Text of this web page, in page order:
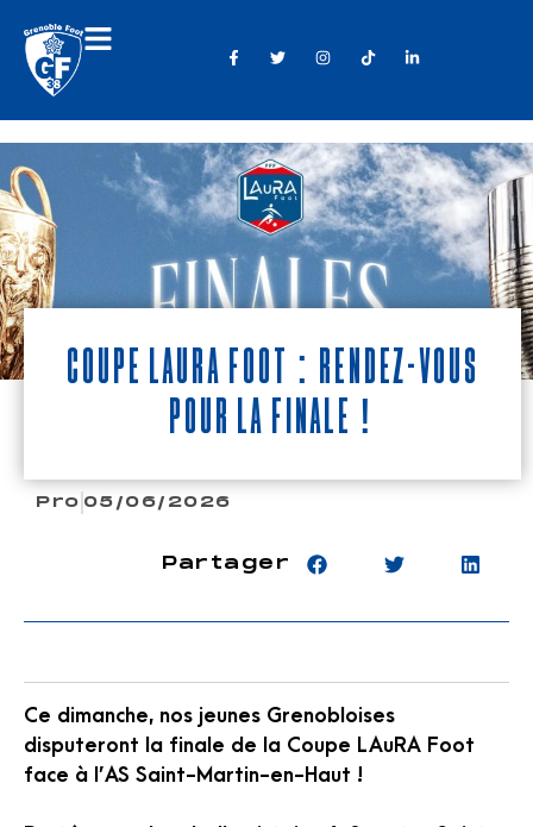
Coupe LAuRA Foot : Rendez-vous
pour la finale !
Pro 05/06/2026
Partager
Ce dimanche, nos jeunes Grenobloises
disputeront la finale de la Coupe LAuRA Foot
face à l’AS Saint-Martin-en-Haut !